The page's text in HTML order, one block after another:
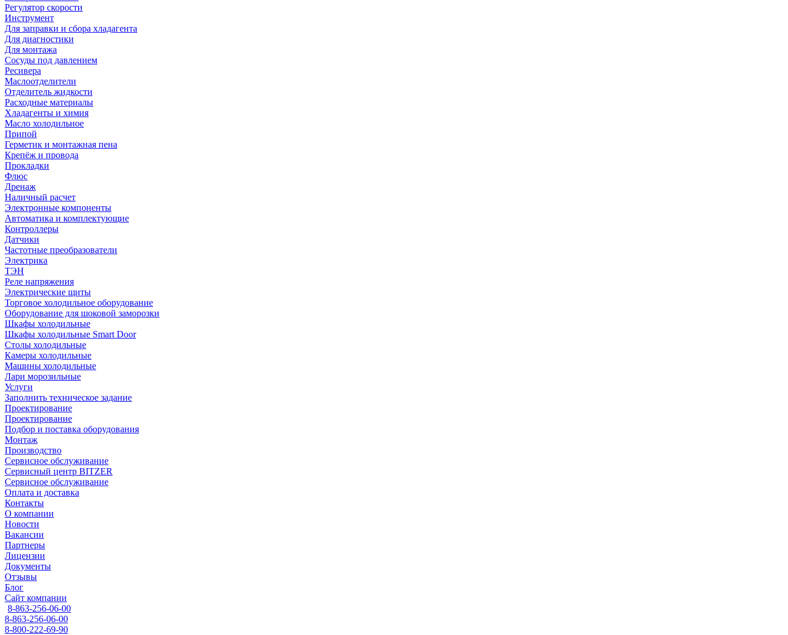
Регулятор скорости
Инструмент
Для заправки и сбора хладагента
Для диагностики
Для монтажа
Сосуды под давлением
Ресивера
Маслоотделители
Отделитель жидкости
Расходные материалы
Хладагенты и химия
Масло холодильное
Припой
Герметик и монтажная пена
Крепёж и провода
Прокладки
Флюс
Дренаж
Наличный расчет
Электронные компоненты
Автоматика и комплектующие
Контроллеры
Датчики
Частотные преобразователи
Электрика
ТЭН
Реле напряжения
Электрические щиты
Торговое холодильное оборудование
Оборудование для шоковой заморозки
Шкафы холодильные
Шкафы холодильные Smart Door
Столы холодильные
Камеры холодильные
Машины холодильные
Лари морозильные
Услуги
Заполнить техническое задание
Проектирование
Проектирование
Подбор и поставка оборудования
Монтаж
Производство
Сервисное обслуживание
Сервисный центр BITZER
Сервисное обслуживание
Оплата и доставка
Контакты
О компании
Новости
Вакансии
Партнеры
Лицензии
Документы
Отзывы
Блог
Сайт компании
8-863-256-06-00
8-863-256-06-00
8-800-222-69-90